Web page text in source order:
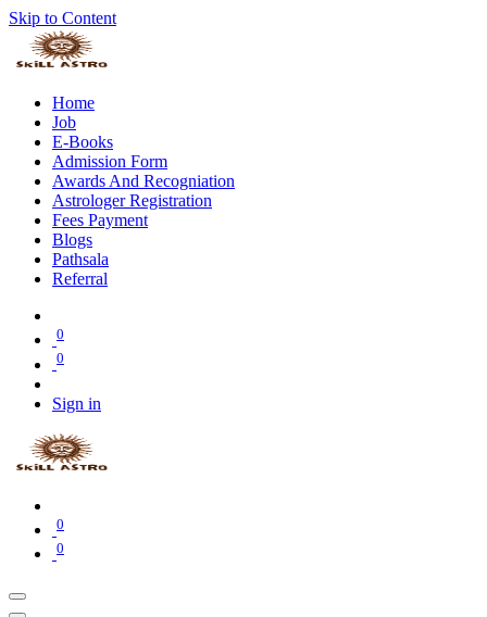
Skip to Content
Home
Job
E-Books
Admission Form
Awards And Recogniation
Astrologer Registration
Fees Payment
Blogs
Pathsala
Referral
0
0
Sign in
0
0